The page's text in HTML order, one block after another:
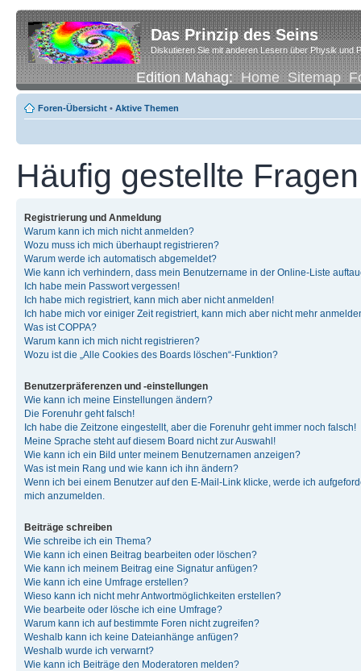
Das Prinzip des Seins
Diskutieren Sie mit anderen Lesern über Physik und
Edition Mahag:Home Sitemap
Foren-Übersicht • Aktive Themen
Häufig gestellte Fragen
Registrierung und Anmeldung
Warum kann ich mich nicht anmelden?
Wozu muss ich mich überhaupt registrieren?
Warum werde ich automatisch abgemeldet?
Wie kann ich verhindern, dass mein Benutzername in der Online-Liste
Ich habe mein Passwort vergessen!
Ich habe mich registriert, kann mich aber nicht anmelden!
Ich habe mich vor einiger Zeit registriert, kann mich aber nicht mehr
Was ist COPPA?
Warum kann ich mich nicht registrieren?
Wozu ist die „Alle Cookies des Boards löschen“-Funktion?
Benutzerpräferenzen und -einstellungen
Wie kann ich meine Einstellungen ändern?
Die Forenuhr geht falsch!
Ich habe die Zeitzone eingestellt, aber die Forenuhr geht immer noch falsch!
Meine Sprache steht auf diesem Board nicht zur Auswahl!
Wie kann ich ein Bild unter meinem Benutzernamen anzeigen?
Was ist mein Rang und wie kann ich ihn ändern?
Wenn ich bei einem Benutzer auf den E-Mail-Link klicke, werde ich
mich anzumelden.
Beiträge schreiben
Wie schreibe ich ein Thema?
Wie kann ich einen Beitrag bearbeiten oder löschen?
Wie kann ich meinem Beitrag eine Signatur anfügen?
Wie kann ich eine Umfrage erstellen?
Wieso kann ich nicht mehr Antwortmöglichkeiten erstellen?
Wie bearbeite oder lösche ich eine Umfrage?
Warum kann ich auf bestimmte Foren nicht zugreifen?
Weshalb kann ich keine Dateianhänge anfügen?
Weshalb wurde ich verwarnt?
Wie kann ich Beiträge den Moderatoren melden?